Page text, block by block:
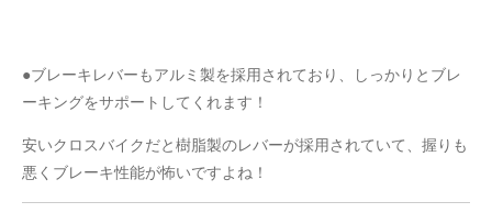
●ブレーキレバーもアルミ製を採用されており、しっかりとブレ
ーキングをサポートしてくれます！
安いクロスバイクだと樹脂製のレバーが採用されていて、握りも
悪くブレーキ性能が怖いですよね！